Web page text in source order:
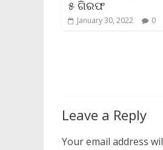
୫ ଗିରଫ
January 30, 2022 0
Leave a Reply
Your email address